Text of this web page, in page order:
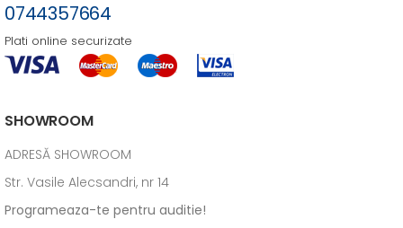
0744357664
Plati online securizate
SHOWROOM
ADRESĂ SHOWROOM
Str. Vasile Alecsandri, nr 14
Programeaza-te pentru auditie!